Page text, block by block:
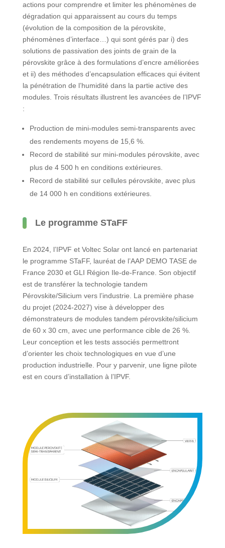
actions pour comprendre et limiter les phénomènes de
dégradation qui apparaissent au cours du temps
(évolution de la composition de la pérovskite,
phénomènes d’interface…) qui sont gérés par i) des
solutions de passivation des joints de grain de la
pérovskite grâce à des formulations d’encre améliorées
et ii) des méthodes d’encapsulation efficaces qui évitent
la pénétration de l’humidité dans la partie active des
modules. Trois résultats illustrent les avancées de l’IPVF
:
Production de mini-modules semi-transparents avec
des rendements moyens de 15,6 %.
Record de stabilité sur mini-modules pérovskite, avec
plus de 4 500 h en conditions extérieures.
Record de stabilité sur cellules pérovskite, avec plus
de 14 000 h en conditions extérieures.
Le programme STaFF
En 2024, l’IPVF et Voltec Solar ont lancé en partenariat
le programme STaFF, lauréat de l’AAP DEMO TASE de
France 2030 et GLI Région Ile-de-France. Son objectif
est de transférer la technologie tandem
Pérovskite/Silicium vers l’industrie. La première phase
du projet (2024-2027) vise à développer des
démonstrateurs de modules tandem pérovskite/silicium
de 60 x 30 cm, avec une performance cible de 26 %.
Leur conception et les tests associés permettront
d’orienter les choix technologiques en vue d’une
production industrielle. Pour y parvenir, une ligne pilote
est en cours d’installation à l’IPVF.